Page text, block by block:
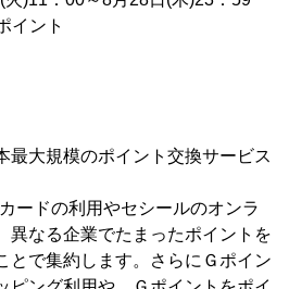
イント
最大規模のポイント交換サービス
ードの利用やセシールのオンラ
異なる企業でたまったポイントを
とで集約します。さらにＧポイン